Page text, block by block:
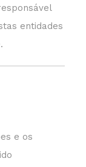
entidades
e os